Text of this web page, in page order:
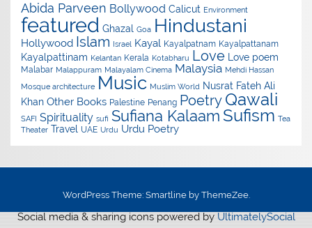
Abida Parveen Bollywood Calicut Environment
featured Ghazal Goa Hindustani
Hollywood Islam Israel Kayal Kayalpatnam Kayalpattanam
Kayalpattinam Kelantan Kerala Kotabharu Love Love poem
Malabar Malappuram Malayalam Cinema Malaysia Mehdi Hassan
Mosque architecture Music Muslim World Nusrat Fateh Ali
Khan Other Books Palestine Penang Poetry Qawali
SAFI Spirituality sufi Sufiana Kalaam Sufism Tea
Theater Travel UAE Urdu Urdu Poetry
WordPress Theme: Smartline by ThemeZee.
Social media & sharing icons powered by UltimatelySocial